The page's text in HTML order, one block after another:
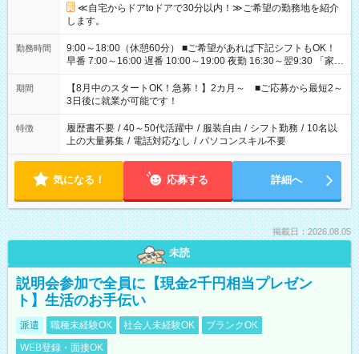
≪自宅からドアtoドアで30分以内！≫ご希望の勤務地を紹介
します。
勤務時間
9:00～18:00（休憩60分） ■ご希望があれば下記シフトもOK！
早番 7:00～16:00 遅番 10:00～19:00 夜勤 16:30～翌9:30 「家族
と休みを合わせたい」 「余裕を持って夕飯の準備がしたい」
「できれば残業はしたくない」 など、ご希望を教えてください
ね。 ※Wワーク希望の方へ 今ご覧のお仕事で希望する勤務時間
と、もう1つのお仕事の勤務時間。 合計で週40時間を超える場
合は応募できません。
期間
【8月中のスタートOK！急募！】2カ月～ ■ご応募から最短2～
3日後に就業が可能です！
特徴 履歴書不要 / 40～50代活躍中 / 服装自由 / シフト勤務 / 10名以
上の大量募集 / 電話対応なし / パソコンスキル不要
気になる！ 応募する 詳細へ
掲載日：2026.08.05
未読
説明会参加で全員に【現金2千円相当プレゼン
ト】生活のお手伝い
派遣 職種未経験OK 社会人未経験OK
ブランクOK
WEB登録・面接OK